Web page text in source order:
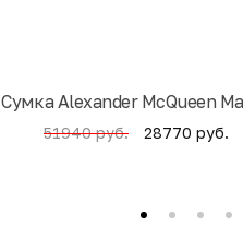
Cумка Alexander McQueen
51940 руб. 28770 руб.